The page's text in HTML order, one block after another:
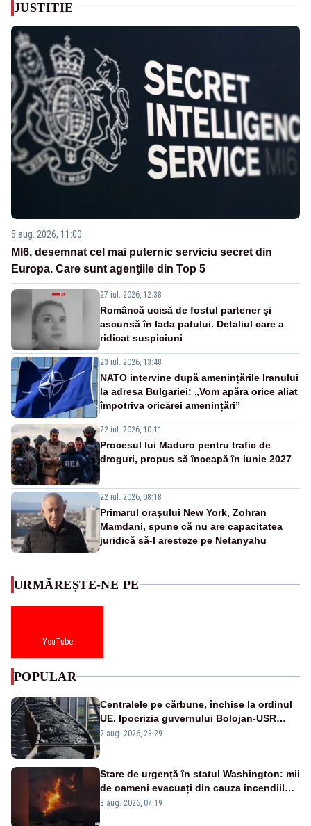
JUSTITIE
5 aug. 2026, 11:00
MI6, desemnat cel mai puternic serviciu secret din
Europa. Care sunt agenţiile din Top 5
27 iul. 2026, 12:38
Româncă ucisă de fostul partener și
ascunsă în lada patului. Detaliul care a
ridicat suspiciuni
23 iul. 2026, 13:48
NATO intervine după amenințările Iranului
la adresa Bulgariei: „Vom apăra orice aliat
împotriva oricărei amenințări”
22 iul. 2026, 10:11
Procesul lui Maduro pentru trafic de
droguri, propus să înceapă în iunie 2027
22 iul. 2026, 08:18
Primarul oraşului New York, Zohran
Mamdani, spune că nu are capacitatea
juridică să-l aresteze pe Netanyahu
URMĂREȘTE-NE PE
YouTube
POPULAR
Centralele pe cărbune, închise la ordinul
UE. Ipocrizia guvernului Bolojan-USR
după starea de alertă
2 aug. 2026, 23:29
Stare de urgență în statul Washington: mii
de oameni evacuați din cauza incendiilor
puternice de vegetație
3 aug. 2026, 07:19